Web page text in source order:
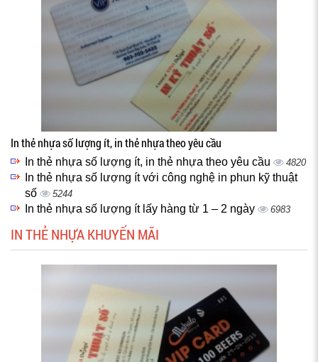
In thẻ nhựa số lượng ít, in thẻ nhựa theo yêu cầu
In thẻ nhựa số lượng ít, in thẻ nhựa theo yêu cầu 4820
In thẻ nhựa số lượng ít với công nghệ in phun kỹ thuật
số
5244
In thẻ nhựa số lượng ít lấy hàng từ 1 – 2 ngày 6983
IN THẺ NHỰA KHUYẾN MÃI